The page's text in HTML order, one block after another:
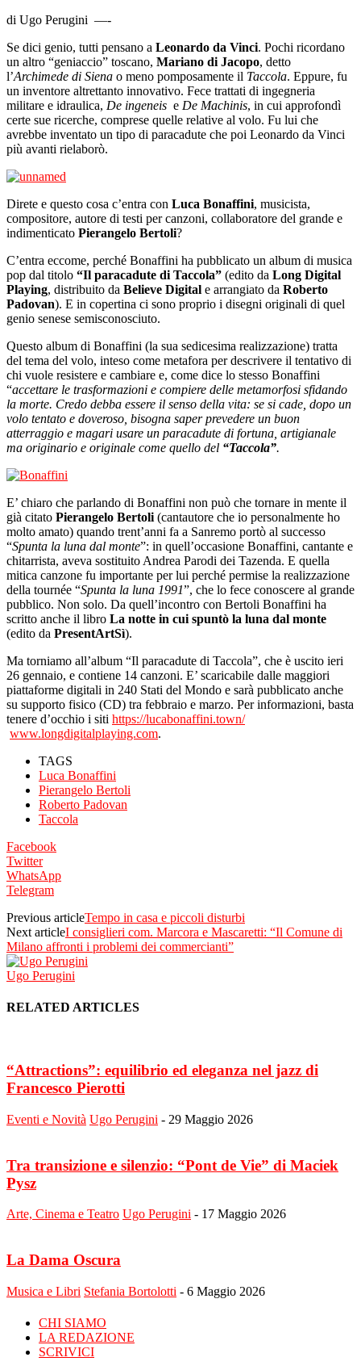
di Ugo Perugini —-
Se dici genio, tutti pensano a Leonardo da Vinci. Pochi ricordano
un altro “geniaccio” toscano, Mariano di Jacopo, detto
l’Archimede di Siena o meno pomposamente il Taccola. Eppure, fu
un inventore altrettanto innovativo. Fece trattati di ingegneria
militare e idraulica, De ingeneis e De Machinis, in cui approfondì
certe sue ricerche, comprese quelle relative al volo. Fu lui che
avrebbe inventato un tipo di paracadute che poi Leonardo da Vinci
più avanti rielaborò.
Direte e questo cosa c’entra con Luca Bonaffini, musicista,
compositore, autore di testi per canzoni, collaboratore del grande e
indimenticato Pierangelo Bertoli?
C’entra eccome, perché Bonaffini ha pubblicato un album di musica
pop dal titolo “Il paracadute di Taccola” (edito da Long Digital
Playing, distribuito da Believe Digital e arrangiato da Roberto
Padovan). E in copertina ci sono proprio i disegni originali di quel
genio senese semisconosciuto.
Questo album di Bonaffini (la sua sedicesima realizzazione) tratta
del tema del volo, inteso come metafora per descrivere il tentativo di
chi vuole resistere e cambiare e, come dice lo stesso Bonaffini
“accettare le trasformazioni e compiere delle metamorfosi sfidando
la morte. Credo debba essere il senso della vita: se si cade, dopo un
volo tentato e doveroso, bisogna saper prevedere un buon
atterraggio e magari usare un paracadute di fortuna, artigianale
ma originario e originale come quello del “Taccola”.
E’ chiaro che parlando di Bonaffini non può che tornare in mente il
già citato Pierangelo Bertoli (cantautore che io personalmente ho
molto amato) quando trent’anni fa a Sanremo portò al successo
“Spunta la luna dal monte”: in quell’occasione Bonaffini, cantante e
chitarrista, aveva sostituito Andrea Parodi dei Tazenda. E quella
mitica canzone fu importante per lui perché permise la realizzazione
della tournée “Spunta la luna 1991”, che lo fece conoscere al grande
pubblico. Non solo. Da quell’incontro con Bertoli Bonaffini ha
scritto anche il libro La notte in cui spuntò la luna dal monte
(edito da PresentArtSì).
Ma torniamo all’album “Il paracadute di Taccola”, che è uscito ieri
26 gennaio, e contiene 14 canzoni. E’ scaricabile dalle maggiori
piattaforme digitali in 240 Stati del Mondo e sarà pubblicato anche
su supporto fisico (CD) tra febbraio e marzo. Per informazioni, basta
tenere d’occhio i siti https://lucabonaffini.town/
www.longdigitalplaying.com.
TAGS
Luca Bonaffini
Pierangelo Bertoli
Roberto Padovan
Taccola
Facebook
Twitter
WhatsApp
Telegram
Previous articleTempo in casa e piccoli disturbi
Next articleI consiglieri com. Marcora e Mascaretti: “Il Comune di
Milano affronti i problemi dei commercianti”
Ugo Perugini
RELATED ARTICLES
“Attractions”: equilibrio ed eleganza nel jazz di
Francesco Pierotti
Eventi e Novità Ugo Perugini - 29 Maggio 2026
Tra transizione e silenzio: “Pont de Vie” di Maciek
Pysz
Arte, Cinema e Teatro Ugo Perugini - 17 Maggio 2026
La Dama Oscura
Musica e Libri Stefania Bortolotti - 6 Maggio 2026
CHI SIAMO
LA REDAZIONE
SCRIVICI